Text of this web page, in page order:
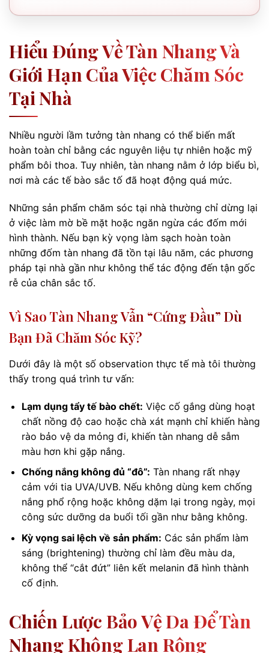
Hiểu Đúng Về Tàn Nhang Và
Giới Hạn Của Việc Chăm Sóc
Tại Nhà
Nhiều người lầm tưởng tàn nhang có thể biến mất
hoàn toàn chỉ bằng các nguyên liệu tự nhiên hoặc mỹ
phẩm bôi thoa. Tuy nhiên, tàn nhang nằm ở lớp biểu bì,
nơi mà các tế bào sắc tố đã hoạt động quá mức.
Những sản phẩm chăm sóc tại nhà thường chỉ dừng lại
ở việc làm mờ bề mặt hoặc ngăn ngừa các đốm mới
hình thành. Nếu bạn kỳ vọng làm sạch hoàn toàn
những đốm tàn nhang đã tồn tại lâu năm, các phương
pháp tại nhà gần như không thể tác động đến tận gốc
rễ của chân sắc tố.
Vì Sao Tàn Nhang Vẫn “cứng Đầu” Dù
Bạn Đã Chăm Sóc Kỹ?
Dưới đây là một số observation thực tế mà tôi thường
thấy trong quá trình tư vấn:
Lạm dụng tẩy tế bào chết: Việc cố gắng dùng hoạt
chất nồng độ cao hoặc chà xát mạnh chỉ khiến hàng
rào bảo vệ da mỏng đi, khiến tàn nhang dễ sẫm
màu hơn khi gặp nắng.
Chống nắng không đủ “đô”: Tàn nhang rất nhạy
cảm với tia UVA/UVB. Nếu không dùng kem chống
nắng phổ rộng hoặc không dặm lại trong ngày, mọi
công sức dưỡng da buổi tối gần như bằng không.
Kỳ vọng sai lệch về sản phẩm: Các sản phẩm làm
sáng (brightening) thường chỉ làm đều màu da,
không thể “cắt đứt” liên kết melanin đã hình thành
cố định.
Chiến Lược Bảo Vệ Da Để Tàn
Nhang Không Lan Rộng